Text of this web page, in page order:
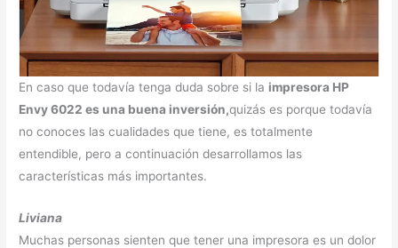
En caso que todavía tenga duda sobre si la impresora HP
Envy 6022 es una buena inversión,quizás es porque todavía
no conoces las cualidades que tiene, es totalmente
entendible, pero a continuación desarrollamos las
características más importantes.
Liviana
Muchas personas sienten que tener una impresora es un dolor